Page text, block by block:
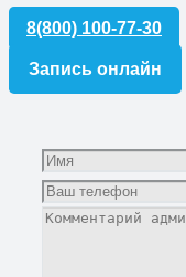
8(800) 100-77-30
Запись онлайн